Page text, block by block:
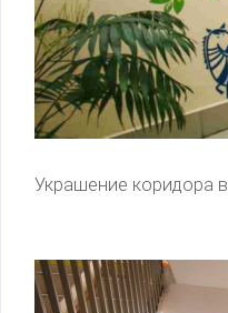
Украшение коридора